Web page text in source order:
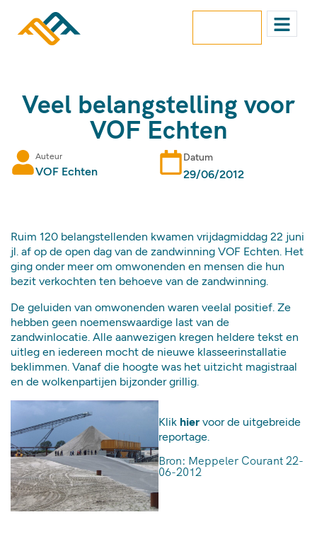
Veel belangstelling voor
VOF Echten
Auteur
VOF Echten
Datum
29/06/2012
Ruim 120 belangstellenden kwamen vrijdagmiddag 22 juni
jl. af op de open dag van de zandwinning VOF Echten. Het
ging onder meer om omwonenden en mensen die hun
bezit verkochten ten behoeve van de zandwinning.
De geluiden van omwonenden waren veelal positief. Ze
hebben geen noemenswaardige last van de
zandwinlocatie. Alle aanwezigen kregen heldere tekst en
uitleg en iedereen mocht de nieuwe klasseerinstallatie
beklimmen. Vanaf die hoogte was het uitzicht magistraal
en de wolkenpartijen bijzonder grillig.
Klik hier voor de uitgebreide
reportage.
Bron: Meppeler Courant 22-
06-2012